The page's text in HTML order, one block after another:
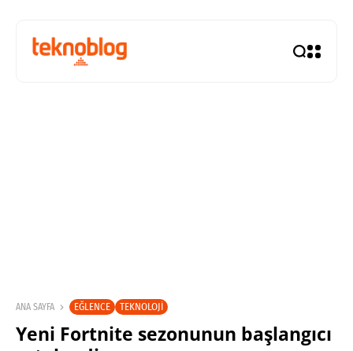
ANA SAYFA EĞLENCE TEKNOLOJI
Yeni Fortnite sezonunun başlangıcı